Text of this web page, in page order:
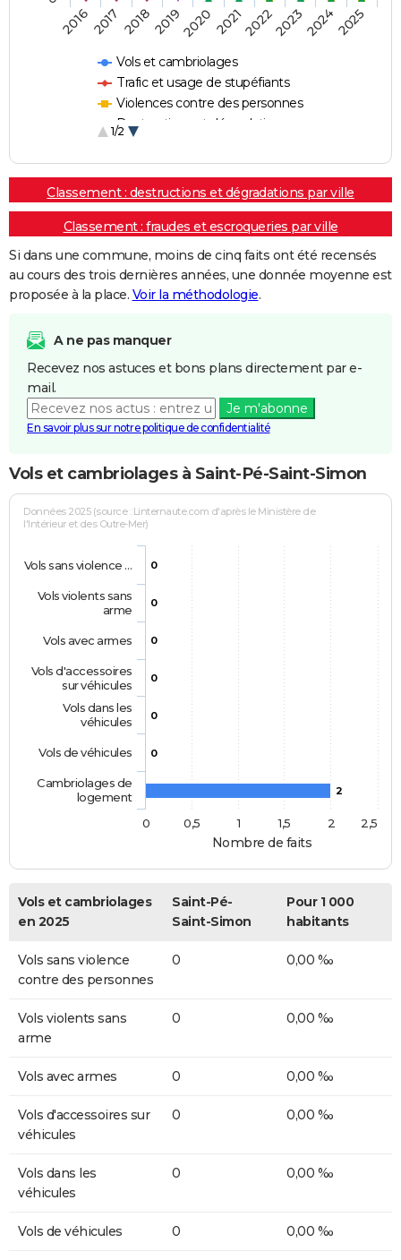
Vols et cambriolages
Trafic et usage de stupéfiants
Violences contre des personnes
Destructions et dégradations
1/2
20162017 20182019202020212022202320242025
Classement : destructions et dégradations par ville
Classement : fraudes et escroqueries par ville
Si dans une commune, moins de cinq faits ont été recensés
au cours des trois dernières années, une donnée moyenne est
proposée à la place. Voir la méthodologie.
A ne pas manquer
Recevez nos astuces et bons plans directement par e-
mail.
Je m'abonne
En savoir plus sur notre politique de confidentialité
Vols et cambriolages à Saint-Pé-Saint-Simon
Nombre de faits
Données 2025 (source : Linternaute.com d'après le Ministère de
l'Intérieur et des Outre-Mer)
0
0
0
0
0
0
2
Vols sans violence …
Vols violents sans
arme
Vols avec armes
Vols d'accessoires
sur véhicules
Vols dans les
véhicules
Vols de véhicules
Cambriolages de
logement
0
0,5 1 1,5 2 2,5
Vols et cambriolages
en 2025
Saint-Pé-
Saint-Simon
Pour 1 000
habitants
Vols sans violence
contre des personnes
0 0,00 ‰
Vols violents sans
arme
0 0,00 ‰
Vols avec armes 0 0,00 ‰
Vols d'accessoires sur
véhicules
0 0,00 ‰
Vols dans les
véhicules
0 0,00 ‰
Vols de véhicules 0 0,00 ‰